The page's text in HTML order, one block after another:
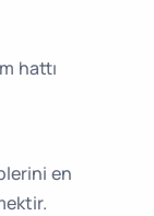
hattı
en